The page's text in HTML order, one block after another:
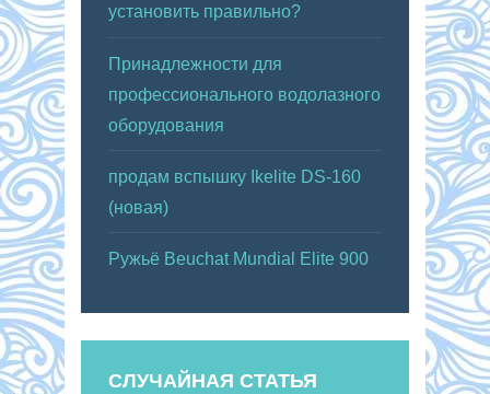
установить правильно?
Принадлежности для
профессионального водолазного
оборудования
продам вспышку Ikelite DS-160
(новая)
Ружьё Beuchat Mundial Elite 900
СЛУЧАЙНАЯ СТАТЬЯ